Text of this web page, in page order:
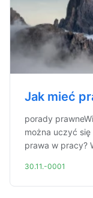
Jak mieć
porady
można uczyć
prawa w pracy?
30.11.-0001